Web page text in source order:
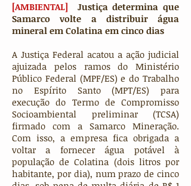
[AMBIENTAL]
Justiça determina que
Samarco volte a distribuir água
mineral em Colatina em cinco dias
A Justiça Federal acatou a ação judicial
ajuizada pelos ramos do Ministério
Público Federal (MPF/ES) e do Trabalho
no Espírito Santo (MPT/ES) para
execução do Termo de Compromisso
Socioambiental preliminar (TCSA)
firmado com a Samarco Mineração.
Com isso, a empresa fica obrigada a
voltar a fornecer água potável à
população de Colatina (dois litros por
habitante, por dia), num prazo de cinco